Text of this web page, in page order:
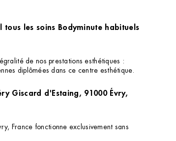
les soins Bodyminute habituels
de nos prestations esthétiques :
diplômées dans ce centre esthétique.
Giscard d'Estaing, 91000 Évry,
France fonctionne exclusivement sans